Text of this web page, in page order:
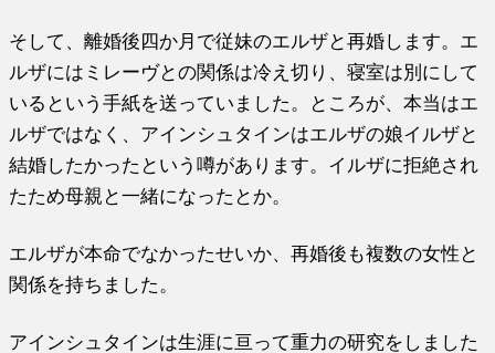
そして、離婚後四か月で従妹のエルザと再婚します。エ
ルザにはミ レーヴとの関係は冷え切り、寝室は別にして
いるという手紙を送っていました。ところが、本当はエ
ルザではなく、アインシュタインはエルザの娘イルザと
結婚したかったという噂があります。 イルザに拒絶され
たため母親と一緒になったとか。
エルザが本命でなかったせいか、再婚後も複数の女性と
関係を持ち ました。
アインシュタインは生涯に亘って重力の研究をしました